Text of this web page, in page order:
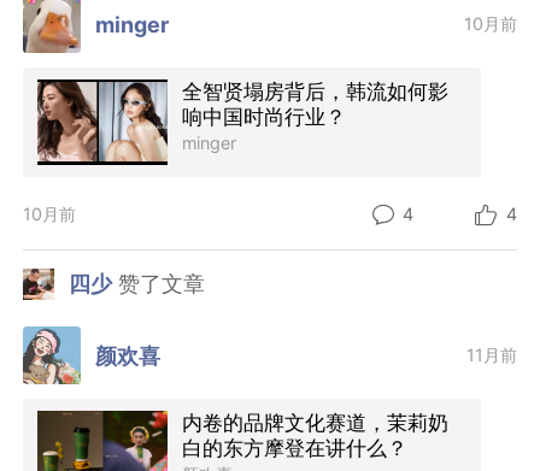
minger 10月前
全智贤塌房背后，韩流如何影
响中国时尚行业？
minger
10月前 4 4
四少赞了文章
颜欢喜 11月前
内卷的品牌文化赛道，茉莉奶
白的东方摩登在讲什么？